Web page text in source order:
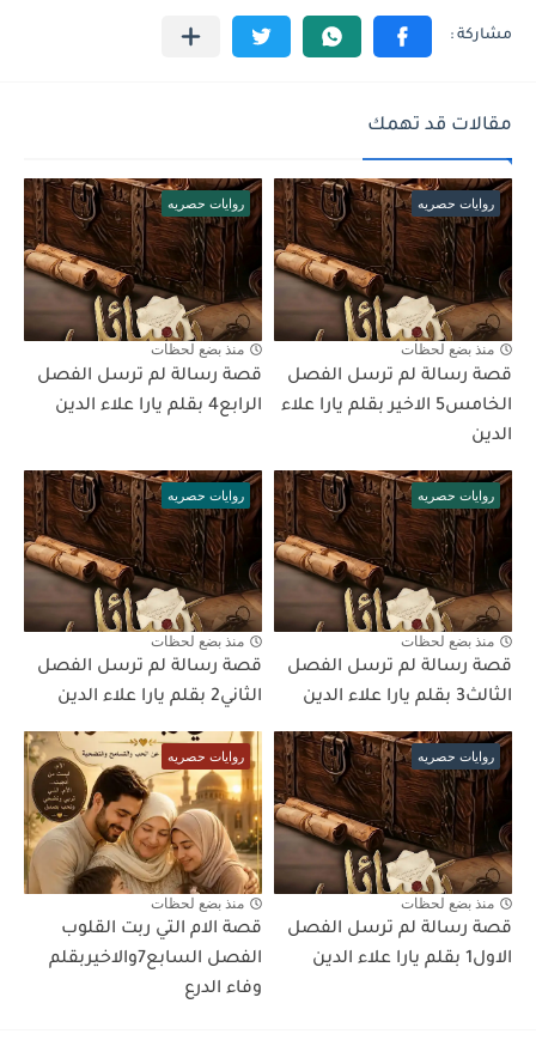
مقالات قد تهمك
روايات حصريه
منذ بضع لحظات
قصة رسالة لم ترسل الفصل
الخامس5 الاخير بقلم يارا علاء
الدين
روايات حصريه
منذ بضع لحظات
قصة رسالة لم ترسل الفصل
الرابع4 بقلم يارا علاء الدين
روايات حصريه
منذ بضع لحظات
قصة رسالة لم ترسل الفصل
الثالث3 بقلم يارا علاء الدين
روايات حصريه
منذ بضع لحظات
قصة رسالة لم ترسل الفصل
الثاني2 بقلم يارا علاء الدين
روايات حصريه
منذ بضع لحظات
قصة رسالة لم ترسل الفصل
الاول1 بقلم يارا علاء الدين
روايات حصريه
منذ بضع لحظات
قصة الام التي ربت القلوب
الفصل السابع7والاخيربقلم
وفاء الدرع